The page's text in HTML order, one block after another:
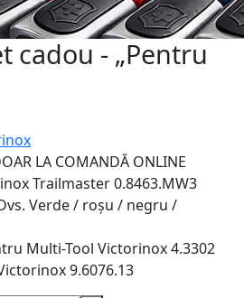
cadou - „Pentru
LA COMANDĂ ONLINE
Trailmaster 0.8463.MW3
Verde / roșu / negru /
Multi-Tool Victorinox 4.3302
9.6076.13